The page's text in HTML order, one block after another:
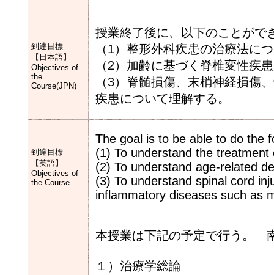
到達目標
【日本語】
Objectives of
the
Course(JPN)
授業終了後に、以下のことがで
（1）整形外科疾患の治療法に
（2）加齢に基づく脊椎変性疾
（3）脊髄損傷、末梢神経損傷
疾患について理解する。
到達目標
【英語】
Objectives of
the Course
The goal is to be able to do the
(1) To understand the
(2) To understand age-related
(3) To understand spinal cord
inflammatory diseases such as
本授業は下記の予定で行う。
１）治療学総論